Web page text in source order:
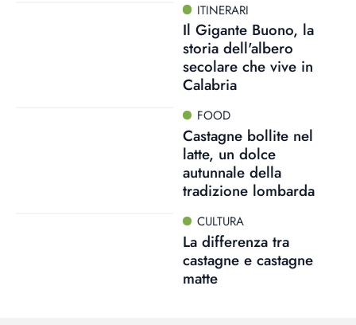
ITINERARI
Il Gigante Buono, la
storia dell'albero
secolare che vive in
Calabria
FOOD
Castagne bollite nel
latte, un dolce
autunnale della
tradizione lombarda
CULTURA
La differenza tra
castagne e castagne
matte